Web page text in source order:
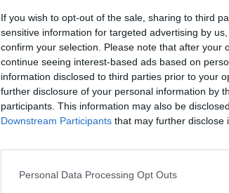
If you wish to opt-out of the sale, sharing to third
sensitive information for targeted advertising by
confirm your selection. Please note that after your
continue seeing interest-based ads based on
information disclosed to third parties prior to your
further disclosure of your personal information by
participants. This information may also be
Downstream Participants that may further disclose
Personal Data Processing Opt Outs